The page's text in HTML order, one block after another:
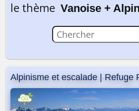
le thème Vanoise +
Alpinisme et escalade | Refuge